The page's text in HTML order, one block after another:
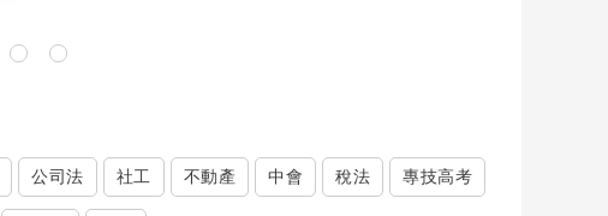
公司法 社工 不動產 中會 稅法 專技高考